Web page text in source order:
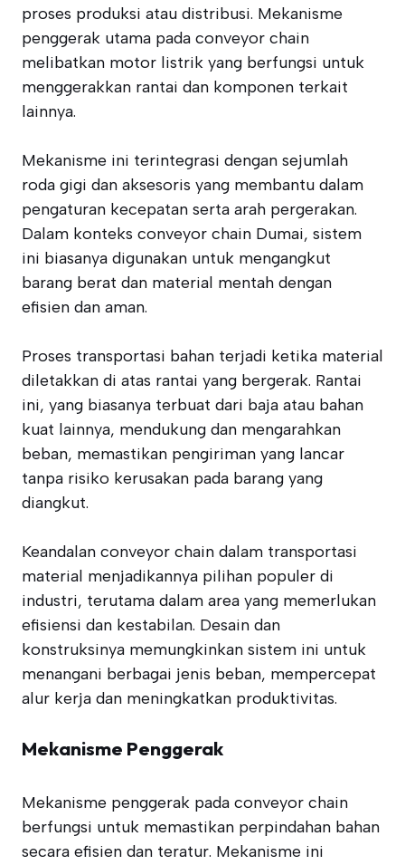
proses produksi atau distribusi. Mekanisme
penggerak utama pada conveyor chain
melibatkan motor listrik yang berfungsi untuk
menggerakkan rantai dan komponen terkait
lainnya.
Mekanisme ini terintegrasi dengan sejumlah
roda gigi dan aksesoris yang membantu dalam
pengaturan kecepatan serta arah pergerakan.
Dalam konteks conveyor chain Dumai, sistem
ini biasanya digunakan untuk mengangkut
barang berat dan material mentah dengan
efisien dan aman.
Proses transportasi bahan terjadi ketika material
diletakkan di atas rantai yang bergerak. Rantai
ini, yang biasanya terbuat dari baja atau bahan
kuat lainnya, mendukung dan mengarahkan
beban, memastikan pengiriman yang lancar
tanpa risiko kerusakan pada barang yang
diangkut.
Keandalan conveyor chain dalam transportasi
material menjadikannya pilihan populer di
industri, terutama dalam area yang memerlukan
efisiensi dan kestabilan. Desain dan
konstruksinya memungkinkan sistem ini untuk
menangani berbagai jenis beban, mempercepat
alur kerja dan meningkatkan produktivitas.
Mekanisme Penggerak
Mekanisme penggerak pada conveyor chain
berfungsi untuk memastikan perpindahan bahan
secara efisien dan teratur. Mekanisme ini